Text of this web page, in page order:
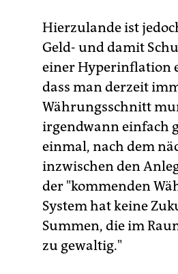
Hierzulande ist
Geld- und damit
einer Hyperinflation
dass man derzeit
Währungsschnitt
irgendwann einfach
einmal, nach dem
inzwischen den
der "kommenden
System hat keine
Summen, die im
zu gewaltig."